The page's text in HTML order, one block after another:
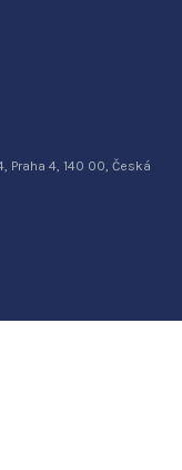
Praha 4, 140 00, Česká